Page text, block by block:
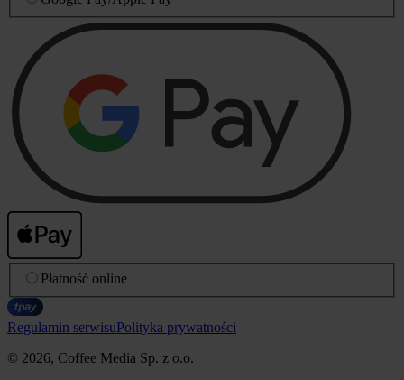
Płatność online
Regulamin serwisuPolityka prywatności
© 2026, Coffee Media Sp. z o.o.